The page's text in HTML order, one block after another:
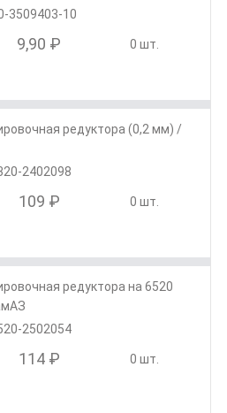
3509403-10
9,90 ₽ 0 шт.
редуктора (0,2 мм) /
2402098
109 ₽ 0 шт.
редуктора на 6520
2502054
114 ₽ 0 шт.